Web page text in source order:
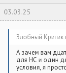
03.03.25
Злобный Критик
А зачем вам
для НС и один
условия, я